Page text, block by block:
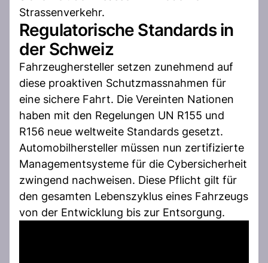
Strassenverkehr.
Regulatorische Standards in
der Schweiz
Fahrzeughersteller setzen zunehmend auf
diese proaktiven Schutzmassnahmen für
eine sichere Fahrt. Die Vereinten Nationen
haben mit den Regelungen UN R155 und
R156 neue weltweite Standards gesetzt.
Automobilhersteller müssen nun zertifizierte
Managementsysteme für die Cybersicherheit
zwingend nachweisen. Diese Pflicht gilt für
den gesamten Lebenszyklus eines Fahrzeugs
von der Entwicklung bis zur Entsorgung.